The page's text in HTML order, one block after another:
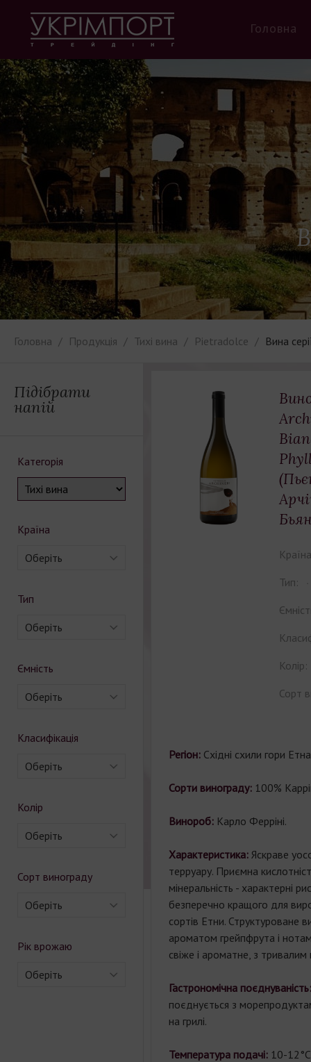
Головна
Головна Продукція Тихі вина Pietradolce Вина
Підібрати
напій
Категорія
Країна
Оберіть
Тип
Оберіть
Ємність
Оберіть
Класифікація
Оберіть
Колір
Оберіть
Сорт винограду
Оберіть
Рік врожаю
Оберіть
Тип:
Колір:
Сорт
Регіон: Східні схили гори
Сорти винограду: 100%
Винороб: Карло Ферріні.
Характеристика:Яскраве
терруару. Приємна
мінеральність - характерні
безперечно кращого для
сортів Етни. Структуроване
ароматом грейпфрута і
свіже і ароматне, з тривалим
Гастрономічна поєднуваність:
поєднується з
на грилі.
Температура подачі: 10-